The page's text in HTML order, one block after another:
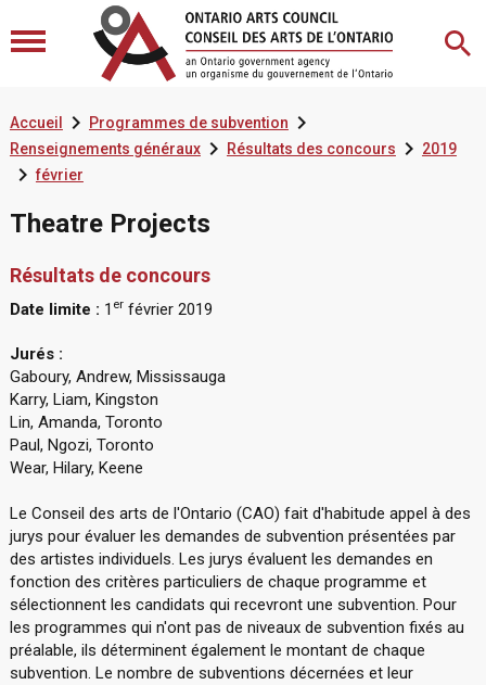
Accueil  Programmes de subvention
Renseignements généraux Résultats des concours 2019
février
Theatre Projects
Résultats de concours
Date limite : 1 erfévrier 2019
Jurés :
Gaboury, Andrew, Mississauga
Karry, Liam, Kingston
Lin, Amanda, Toronto
Paul, Ngozi, Toronto
Wear, Hilary, Keene
Le Conseil des arts de l'Ontario (CAO) fait d'habitude appel à des
jurys pour évaluer les demandes de subvention présentées par
des artistes individuels. Les jurys évaluent les demandes en
fonction des critères particuliers de chaque programme et
sélectionnent les candidats qui recevront une subvention. Pour
les programmes qui n'ont pas de niveaux de subvention fixés au
préalable, ils déterminent également le montant de chaque
subvention. Le nombre de subventions décernées et leur